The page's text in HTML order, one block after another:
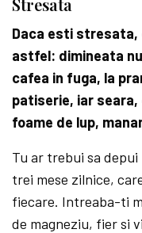
Daca esti stresata,
astfel: di­mineata
cafea in fuga, la
patiserie, iar
foame de lup,
Tu ar trebui sa
trei mese zilnice,
fiecare. In­treaba-ti
de magneziu, fier si